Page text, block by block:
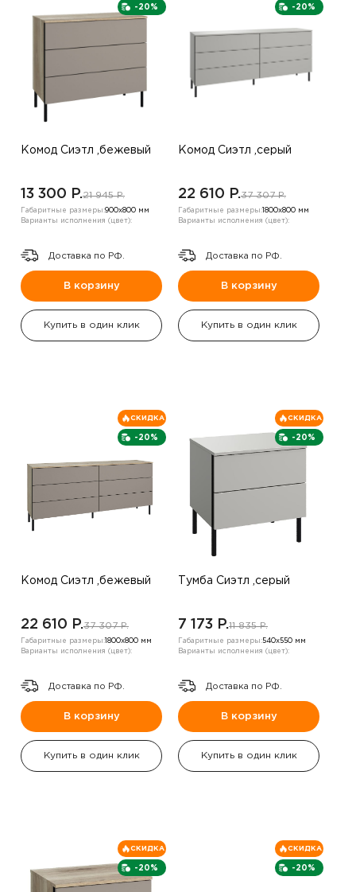
-20%
Комод Сиэтл ,бежевый
13 300 P.21 945 P.
Габаритные размеры:900х800 мм
Варианты исполнения (цвет):
Доставка по РФ.
В корзину
Купить в один клик
-20%
Комод Сиэтл ,серый
22 610 P.37 307 P.
Габаритные размеры: 1800х800 мм
Варианты исполнения (цвет):
Доставка по РФ.
В корзину
Купить в один клик
-20%
СКИДКА
Комод Сиэтл ,бежевый
22 610 P.37 307 P.
Габаритные размеры: 1800х800 мм
Варианты исполнения (цвет):
Доставка по РФ.
В корзину
Купить в один клик
-20%
СКИДКА
Тумба Сиэтл ,серый
7 173 P.11 835 P.
Габаритные размеры:540х550 мм
Варианты исполнения (цвет):
Доставка по РФ.
В корзину
Купить в один клик
-20%
СКИДКА
-20%
СКИДКА